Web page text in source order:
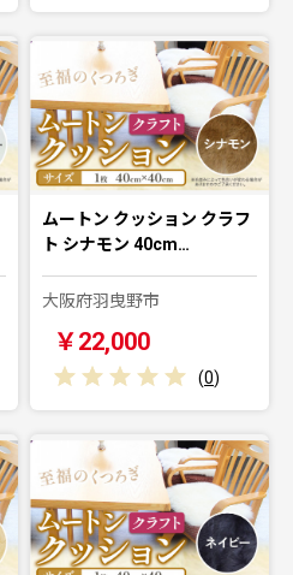
ムートン クッション クラフ
ト シナモン 40cm…
大阪府羽曳野市
￥22,000
(0)